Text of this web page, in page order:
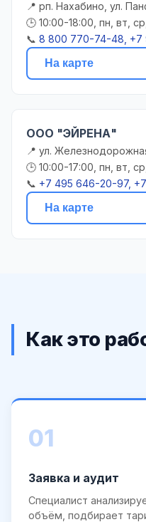
📍 рп. Нахабино, ул.
🕒 10:00-18:00, пн, вт,
📞 8 800 770-74-48, +7
На карте
ООО "ЭЙРЕНА"
📍 ул.
🕒 10:00-17:00, пн, вт,
📞 +7 495 646-20-97,
На карте
Как это
01
Заявка и аудит
Специалист
объём, подбирает